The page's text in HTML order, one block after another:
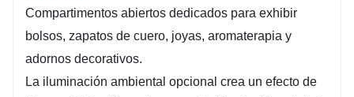
Compartimentos abiertos dedicados para exhibir
bolsos, zapatos de cuero, joyas, aromaterapia y
adornos decorativos.
La iluminación ambiental opcional crea un efecto de